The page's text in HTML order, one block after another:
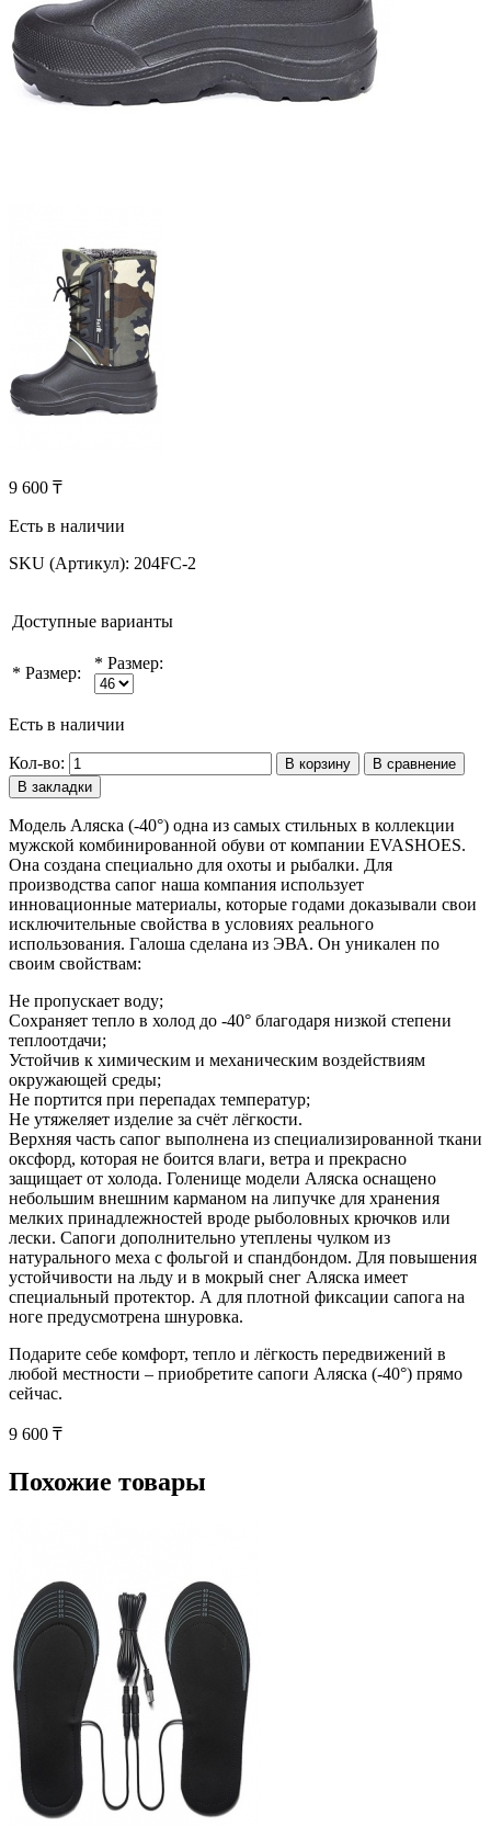
9 600 ₸
Есть в наличии
SKU (Артикул): 204FC-2
Доступные варианты
* Размер:
* Размер:
Есть в наличии
Кол-во: В корзину
В сравнение
В закладки
Модель Аляска (-40°) одна из самых стильных в коллекции
мужской комбинированной обуви от компании EVASHOES.
Она создана специально для охоты и рыбалки. Для
производства сапог наша компания использует
инновационные материалы, которые годами доказывали свои
исключительные свойства в условиях реального
использования. Галоша сделана из ЭВА. Он уникален по
своим свойствам:
Не пропускает воду;
Сохраняет тепло в холод до -40° благодаря низкой степени
теплоотдачи;
Устойчив к химическим и механическим воздействиям
окружающей среды;
Не портится при перепадах температур;
Не утяжеляет изделие за счёт лёгкости.
Верхняя часть сапог выполнена из специализированной ткани
оксфорд, которая не боится влаги, ветра и прекрасно
защищает от холода. Голенище модели Аляска оснащено
небольшим внешним карманом на липучке для хранения
мелких принадлежностей вроде рыболовных крючков или
лески. Сапоги дополнительно утеплены чулком из
натурального меха с фольгой и спандбондом. Для повышения
устойчивости на льду и в мокрый снег Аляска имеет
специальный протектор. А для плотной фиксации сапога на
ноге предусмотрена шнуровка.
Подарите себе комфорт, тепло и лёгкость передвижений в
любой местности – приобретите сапоги Аляска (-40°) прямо
сейчас.
9 600 ₸
Похожие товары